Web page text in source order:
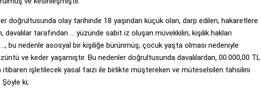
doğrultusunda olay tarihinde 18 yaşından küçük olan, darp edilen, hakaretlere
davalılar tarafından … yüzünde sabit iz oluşan müvekkilin; kişilik hakları
bu nedenle asosyal bir kişiliğe bürünmüş, çocuk yaşta olması nedeniyle
ve keder yaşamıştır. Bu nedenler doğrultusunda davalılardan, 00.000,00 TL
itibaren işletilecek yasal faizi ile birlikte müştereken ve müteselsilen tahsilini
ki;